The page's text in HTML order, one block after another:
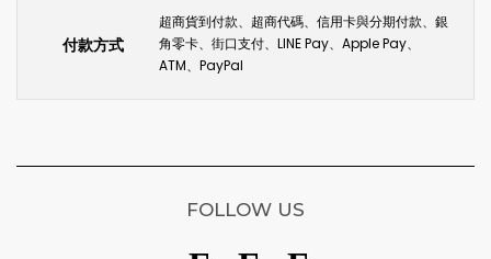
付款方式
超商貨到付款、超商代碼、信用卡與分期付款、銀
角零卡、街口支付、LINE Pay、Apple Pay、
ATM、PayPal
FOLLOW US